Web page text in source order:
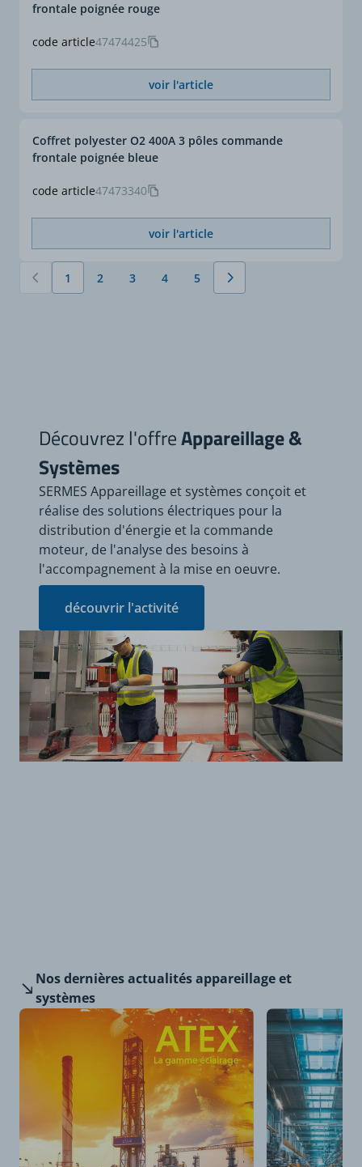
code article47474425
frontale poignée rouge
voir l'article
code article47473340
Coffret polyester O2 400A 3 pôles commande
frontale poignée bleue
voir l'article
Vous lisez actuellement la page
1 Page
2 Page
3 Page
4 Page
5
Découvrez l'offreAppareillage &
Systèmes
SERMES Appareillage et systèmes conçoit et
réalise des solutions électriques pour la
distribution d'énergie et la commande
moteur, de l'analyse des besoins à
l'accompagnement à la mise en oeuvre.
découvrir l'activité
Nos dernièresactualités appareillage et
systèmes